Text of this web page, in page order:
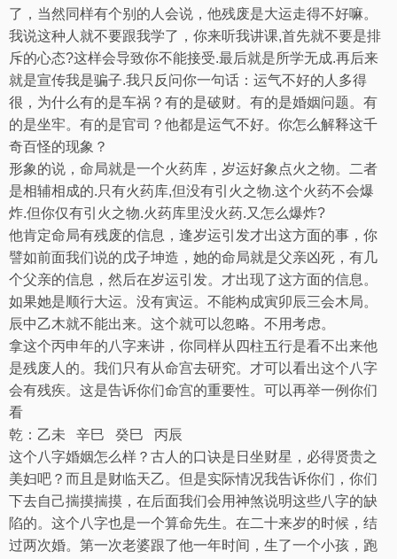
了，当然同样有个别的人会说，他残废是大运走得不好嘛。
我说这种人就不要跟我学了，你来听我讲课,首先就不要是排
斥的心态?这样会导致你不能接受.最后就是所学无成.再后来
就是宣传我是骗子.我只反问你一句话：运气不好的人多得
很，为什么有的是车祸？有的是破财。有的是婚姻问题。有
的是坐牢。有的是官司？他都是运气不好。你怎么解释这千
奇百怪的现象？
形象的说，命局就是一个火药库，岁运好象点火之物。二者
是相辅相成的. 只有火药库,但没有引火之物.这个火药不会爆
炸.但你仅有引火之物.火药库里没火药.又怎么爆炸?
他肯定命局有残废的信息，逢岁运引发才出这方面的事，你
譬如前面我们说的戊子坤造，她的命局就是父亲凶死，有几
个父亲的信息，然后在岁运引发。才出现了这方面的信息。
如果她是顺行大运。没有寅运。不能构成寅卯辰三会木局。
辰中乙木就不能出来。这个就可以忽略。不用考虑。
拿这个丙申年的八字来讲，你同样从四柱五行是看不出来他
是残废人的。我们只有从命宫去研究。才可以看出这个八字
会有残疾。这是告诉你们命宫的重要性。可以再举一例你们
看
乾：乙未
辛巳 癸巳
丙辰
这个八字婚姻怎么样？古人的口诀是日坐财星，必得贤贵之
美妇吧？而且是财临天乙。但是实际情况我告诉你们，你们
下去自己揣摸揣摸，在后面我们会用神煞说明这些八字的缺
陷的。这个八字也是一个算命先生。在二十来岁的时候，结
过两次婚。第一次老婆跟了他一年时间，生了一个小孩，跑